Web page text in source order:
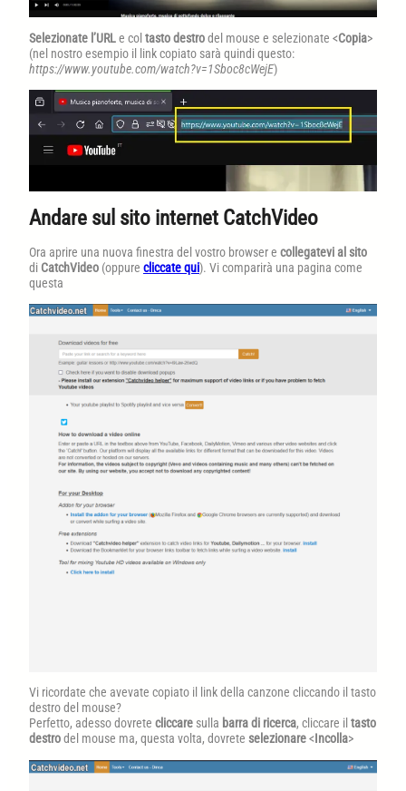
Selezionate l’URLe col tasto destrodel mouse e selezionate <Copia>
(nel nostro esempio il link copiato sarà quindi questo:
https://www.youtube.com/watch?v=1Sboc8cWejE)
Andare sul sito internet CatchVideo
Ora aprire una nuova finestra del vostro browser e collegatevi al sito
di CatchVideo (oppure cliccate qui). Vi comparirà una pagina come
questa
Vi ricordate che avevate copiato il link della canzone cliccando il tasto
destro del mouse?
Perfetto, adesso dovrete cliccare sulla barra di ricerca, cliccare il tasto
destrodel mouse ma, questa volta, dovrete selezionare<Incolla>